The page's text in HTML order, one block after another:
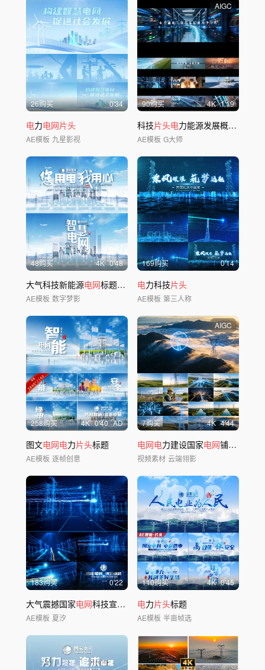
26购买 0'34
电力电网片头
AE模板 九星影视
AIGC
90购买 4K 1'19
科技片头电力能源发展概念混剪快剪高端
AE模板 G大师
48购买 4K 0'48
大气科技新能源电网标题片头
AE模板 数字梦影
169购买 0'14
电力科技片头
AE模板 第三人称
258购买 4K 0'40 AD
图文电网电力片头标题
AE模板 逐帧创意
AIGC
7购买 4K 4'44
电网电力建设国家电网铺设新能源光
视频素材 云端翎影
183购买 0'22
大气震撼国家电网科技宣传 片头AE模板
AE模板 夏汐
110购买 4K 0'45
电力片头标题
AE模板 半亩帧选